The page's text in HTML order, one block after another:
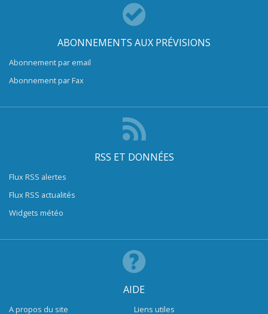
ABONNEMENTS AUX PRÉVISIONS
Abonnement par email
Abonnement par Fax
RSS ET DONNÉES
Flux RSS alertes
Flux RSS actualités
Widgets météo
AIDE
A propos du site Liens utiles